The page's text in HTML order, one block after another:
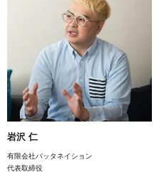
岩沢 仁
有限会社バッタネイション
代表取締役